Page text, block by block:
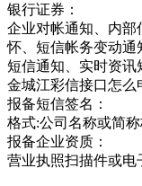
银行证券：
企业对帐通知、内部
怀、短信帐务变动通
短信通知、实时资讯
金城江彩信接口怎么
报备短信签名：
格式:公司名称或简
报备企业资质：
营业执照扫描件或电